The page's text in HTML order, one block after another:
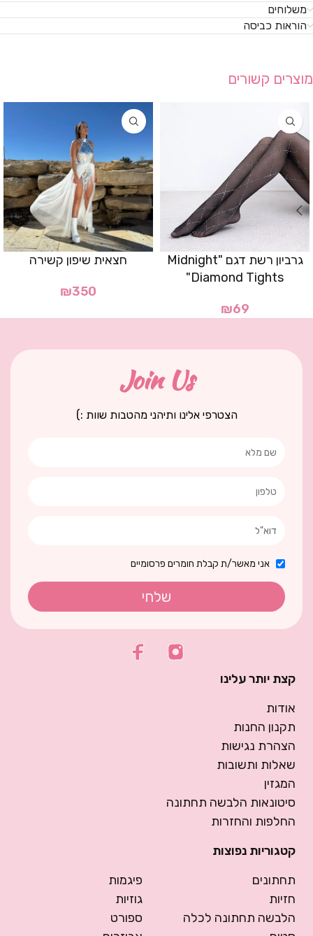
משלוחים
הוראות כביסה
מוצרים קשורים
גרביון רשת דגם "Midnight
Diamond Tights"
₪69
חצאית שיפון קשירה
₪350
Join Us
הצטרפי אלינו ותיהני מהטבות שוות :)
אני מאשר/ת קבלת חומרים פרסומיים
שלחי
קצת יותר עלינו
אודות
תקנון החנות
הצהרת נגישות
שאלות ותשובות
המגזין
סיטונאות הלבשה תחתונה
החלפות והחזרות
קטגוריות נפוצות
תחתונים
חזיות
הלבשה תחתונה לכלה
פיגמות
גוזיות
ספורט